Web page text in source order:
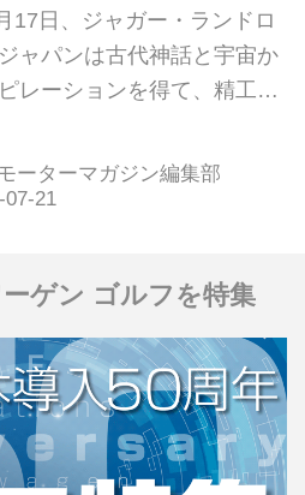
仕様車「セレステ
コレクション」を
17日、ジャガー・ランドロ
ャパンは古代神話と宇宙か
レーションを得て、精工に
ポーツ SV セレスティアル
ン（CELESTIAL
ーターマガジン編集部
ゲン ゴルフを特集